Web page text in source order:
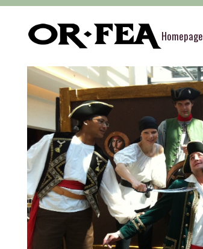
Homepage